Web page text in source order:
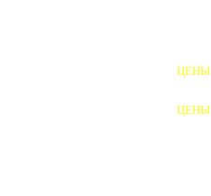
ЦЕНЫ
ЦЕНЫ
ШАЙБЫ ФУНДАМЕНТНЫЕ